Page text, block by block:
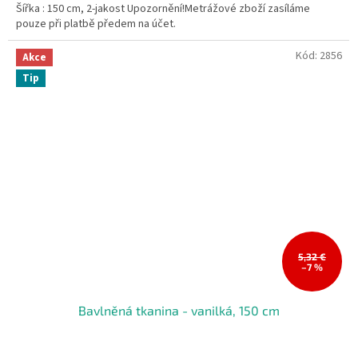
Šířka : 150 cm, 2-jakost Upozornění!Metrážové zboží zasíláme
pouze při platbě předem na účet.
Akce
Tip
5,32 €
–7 %
Bavlněná tkanina - vanilká, 150 cm
Kód: 2856